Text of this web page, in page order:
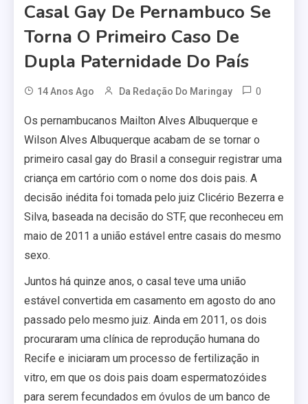
Casal Gay De Pernambuco Se
Torna O Primeiro Caso De
Dupla Paternidade Do País
14 Anos Ago Da Redação Do Maringay 0
Os pernambucanos Mailton Alves Albuquerque e
Wilson Alves Albuquerque acabam de se tornar o
primeiro casal gay do Brasil a conseguir registrar uma
criança em cartório com o nome dos dois pais. A
decisão inédita foi tomada pelo juiz Clicério Bezerra e
Silva, baseada na decisão do STF, que reconheceu em
maio de 2011 a união estável entre casais do mesmo
sexo.
Juntos há quinze anos, o casal teve uma união
estável convertida em casamento em agosto do ano
passado pelo mesmo juiz. Ainda em 2011, os dois
procuraram uma clínica de reprodução humana do
Recife e iniciaram um processo de fertilização in
vitro, em que os dois pais doam espermatozóides
para serem fecundados em óvulos de um banco de